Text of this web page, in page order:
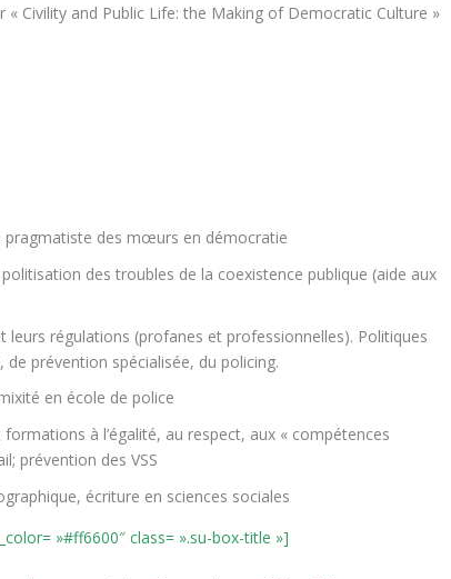
Civility and Public Life: the Making of Democratic Culture »
pragmatiste des mœurs en démocratie
des troubles de la coexistence publique (aide aux
leurs régulations (profanes et professionnelles). Politiques
prévention spécialisée, du policing.
en école de police
à l’égalité, au respect, aux « compétences
prévention des VSS
écriture en sciences sociales
»#ff6600″ class= ».su-box-title »]